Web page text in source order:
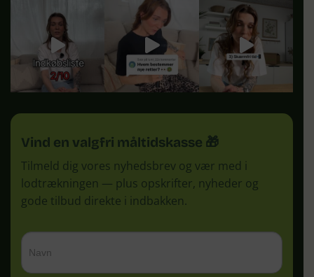
Vind en valgfri måltidskasse 🎁
Tilmeld dig vores nyhedsbrev og vær med i
lodtrækningen — plus opskrifter, nyheder og
gode tilbud direkte i indbakken.